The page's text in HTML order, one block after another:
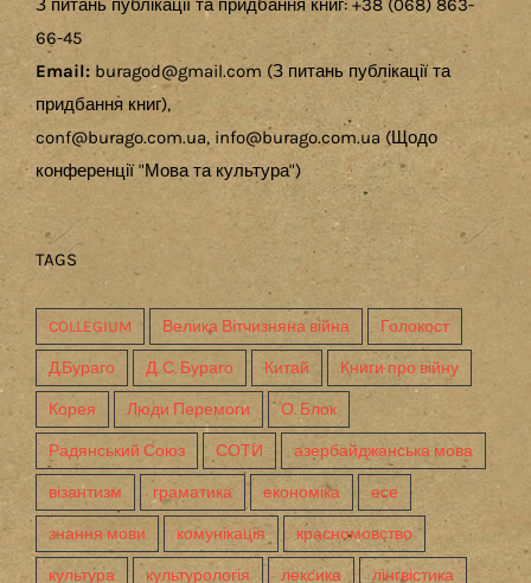
З питань публікації та придбання книг: +38 (068) 863-
66-45
Email: buragod@gmail.com (З питань публікації та
придбання книг),
conf@burago.com.ua, info@burago.com.ua (Щодо
конференції "Мова та культура")
TAGS
COLLEGIUM Велика Вітчизняна війна Голокост
Д.Бураго Д. С. Бураго Китай Книги про війну
Корея Люди Перемоги О. Блок
Радянський Союз СОТИ азербайджанська мова
візантизм граматика економіка есе
знання мови комунікація красномовство
культура культурологія лексика лінгвістика